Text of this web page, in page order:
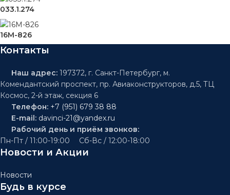
033.1.274
16M-826
Контакты
Наш адрес: 197372, г. Санкт-Петербург, м.
Комендантский проспект, пр. Авиаконструкторов, д.5, ТЦ
Космос, 2-й этаж, секция 6
Телефон: +7 (951) 679 38 88
E-mail: davinci-21@yandex.ru
Рабочий день и приём звонков:
Пн-Пт / 11:00-19:00 Сб-Вс / 12:00-18:00
Новости и Акции
Новости
Будь в курсе